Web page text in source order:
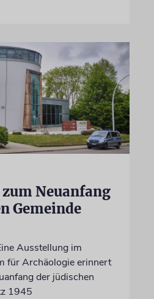
Neuanfang
Gemeinde
Ausstellung im
für Archäologie erinnert
der jüdischen
1945